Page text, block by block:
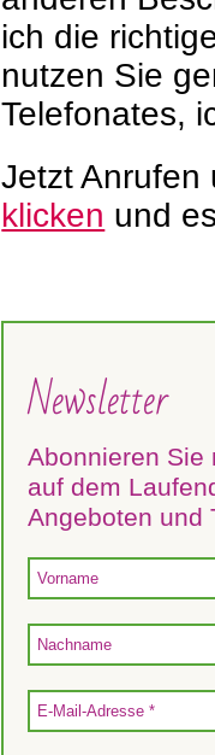
ich die
nutzen Sie
Telefonates,
Jetzt
klicken und
Newsletter
Abonnieren Sie
auf dem
Angeboten und